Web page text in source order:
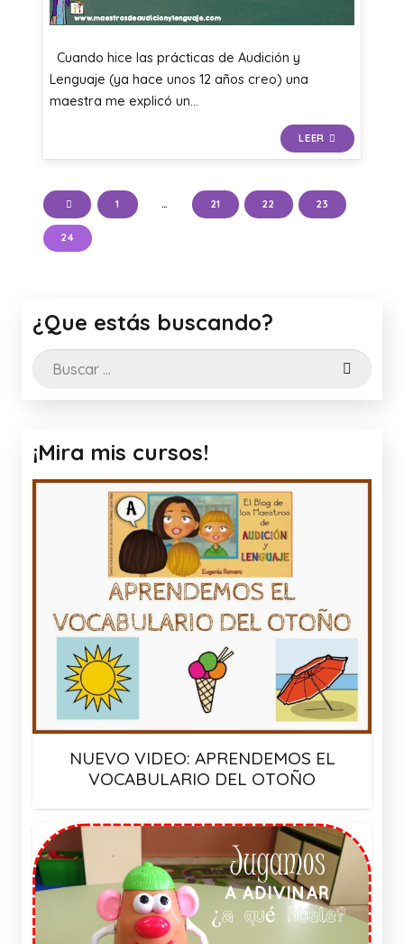
Cuando hice las prácticas de Audición y
Lenguaje (ya hace unos 12 años creo) una
maestra me explicó un…
LEER
1 … 21 22 23
24
¿Que estás buscando?
Buscar:
¡Mira mis cursos!
NUEVO VIDEO: APRENDEMOS EL
VOCABULARIO DEL OTOÑO